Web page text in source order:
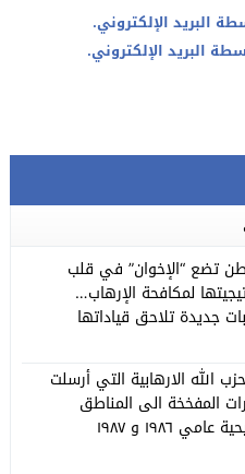
البريد الإلكتروني.
البريد الإلكتروني.
تضع “الإخوان” في قلب
لمكافحة الإرهاب…
جديدة تلاحق قياداتها
الله الارهابية التي أرسلت
المفخخة الى المناطق
١٩٨٦ و ١٩٨٧